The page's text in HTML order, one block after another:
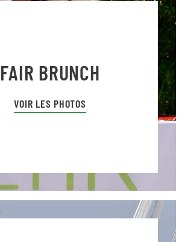
FAIR BRUNCH
VOIR LES PHOTOS